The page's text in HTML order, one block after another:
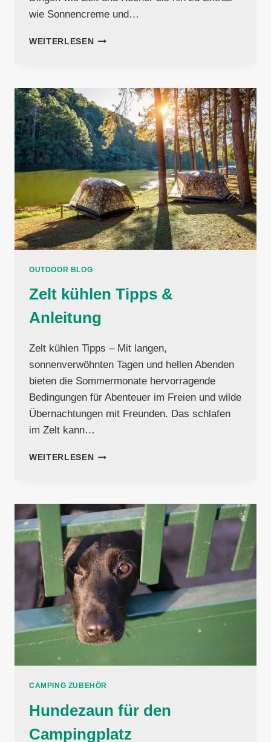
wie Sonnencreme und…
WEITERLESENCAMPING
OUTDOOR BLOG
Zelt kühlen Tipps &
Anleitung
Zelt kühlen Tipps – Mit langen,
sonnenverwöhnten Tagen und hellen Abenden
bieten die Sommermonate hervorragende
Bedingungen für Abenteuer im Freien und wilde
Übernachtungen mit Freunden. Das schlafen
im Zelt kann…
WEITERLESENZELT
ANLEITUNG
CAMPING ZUBEHÖR
Hundezaun für den
Campingplatz